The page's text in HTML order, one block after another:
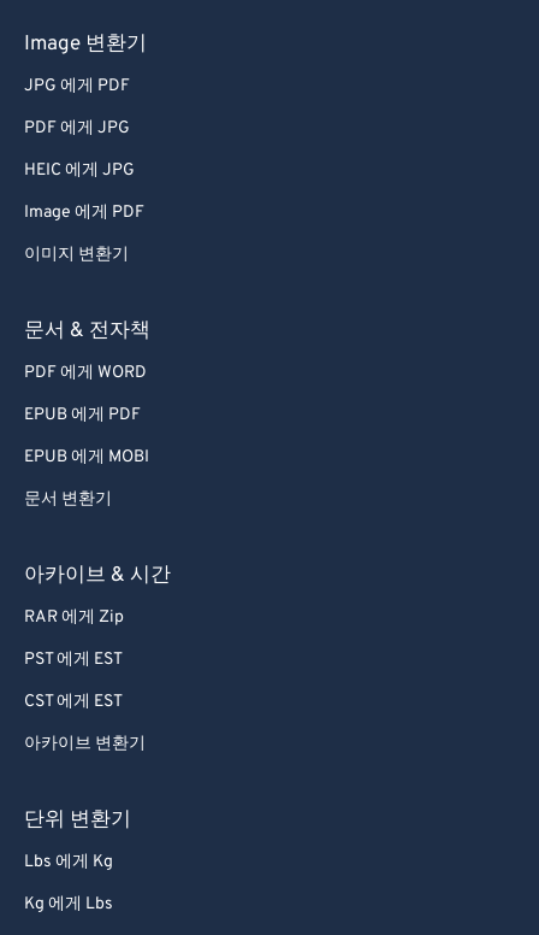
Image 변환기
JPG 에게 PDF
PDF 에게 JPG
HEIC 에게 JPG
Image 에게 PDF
이미지 변환기
문서 & 전자책
PDF 에게 WORD
EPUB 에게 PDF
EPUB 에게 MOBI
문서 변환기
아카이브 & 시간
RAR 에게 Zip
PST 에게 EST
CST 에게 EST
아카이브 변환기
단위 변환기
Lbs 에게 Kg
Kg 에게 Lbs